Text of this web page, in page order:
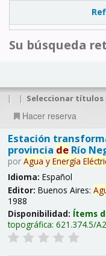
Su búsqueda
| | Seleccionar títulos
Hacer reserva
Estación
provincia deRío
por Agua y Energía
Idioma: Español
Editor: Buenos Aires:
1988
Disponibilidad: Ítems
topográfica: 621.374.5/